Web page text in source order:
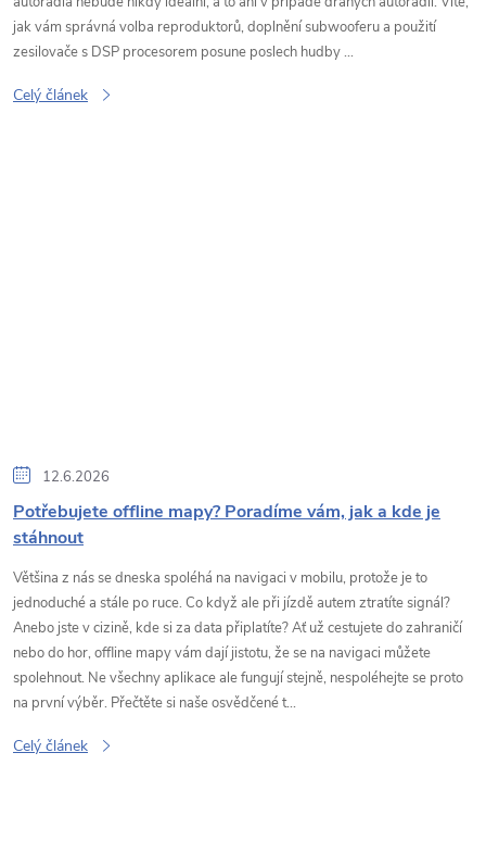
k
ů
jak vám správná volba reproduktorů, doplnění subwooferu a použití
zesilovače s DSP procesorem posune poslech hudby ...
Celý článek
12.6.2026
Potřebujete offline mapy? Poradíme vám, jak a kde je
stáhnout
Většina z nás se dneska spoléhá na navigaci v mobilu, protože je to
jednoduché a stále po ruce. Co když ale při jízdě autem ztratíte signál?
Anebo jste v cizině, kde si za data připlatíte? Ať už cestujete do zahraničí
nebo do hor, offline mapy vám dají jistotu, že se na navigaci můžete
spolehnout. Ne všechny aplikace ale fungují stejně, nespoléhejte se proto
na první výběr. Přečtěte si naše osvědčené t...
Celý článek